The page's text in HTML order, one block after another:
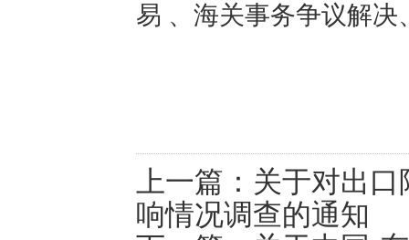
易 、海关事务争议解决
上一篇： 关于对出
响情况调查的通知